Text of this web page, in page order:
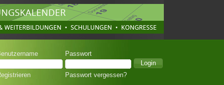
Passwort
Passwort vergessen?